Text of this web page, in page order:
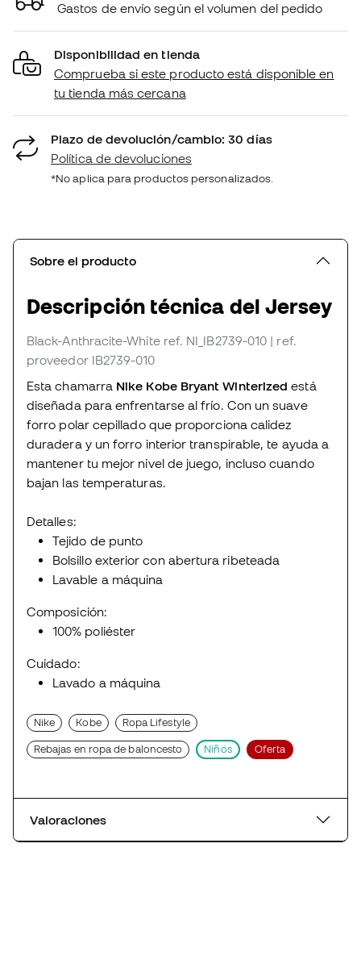
Gastos de envío según el volumen del pedido
Disponibilidad en tienda
Comprueba si este producto está disponible en
tu tienda más cercana
Plazo de devolución/cambio: 30 días
Política de devoluciones
*No aplica para productos personalizados.
Sobre el producto
Descripción técnica del Jersey
Black-Anthracite-White ref. NI_IB2739-010 | ref.
proveedor IB2739-010
Esta chamarra Nike Kobe Bryant Winterizedestá
diseñada para enfrentarse al frío. Con un suave
forro polar cepillado que proporciona calidez
duradera y un forro interior transpirable, te ayuda a
mantener tu mejor nivel de juego, incluso cuando
bajan las temperaturas.
Detalles:
Tejido de punto
Bolsillo exterior con abertura ribeteada
Lavable a máquina
Composición:
100% poliéster
Cuidado:
Lavado a máquina
Nike Kobe Ropa Lifestyle
Rebajas en ropa de baloncesto Niños Oferta
Valoraciones